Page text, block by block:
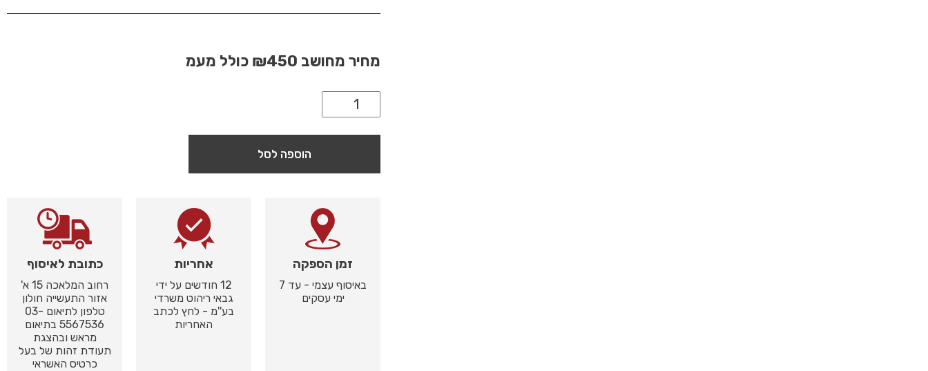
מחיר מחושב ₪450 כולל מעמ
הוספה לסל
זמן הספקה
באיסוף עצמי - עד 7
ימי עסקים
אחריות
12 חודשים על ידי
גבאי ריהוט משרדי
בע''מ - לחץ לכתב
האחריות
כתובת לאיסוף
רחוב המלאכה 15 א'
אזור התעשייה חולון
טלפון לתיאום 03-
5567536 בתיאום
מראש ובהצגת
תעודת זהות של בעל
כרטיס האשראי